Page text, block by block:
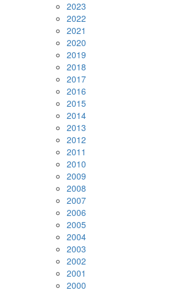
2023
2022
2021
2020
2019
2018
2017
2016
2015
2014
2013
2012
2011
2010
2009
2008
2007
2006
2005
2004
2003
2002
2001
2000